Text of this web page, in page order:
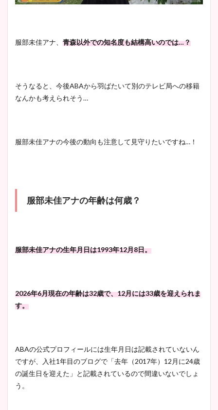
服部未佳アナ、 青森以外での知名度も結構高いのでは…？
そうなると、今後ABAから羽ばたいて別のテレビ局への移籍
なんかも考えられそう…
服部未佳アナの今後の動向も注意して見守りたいですね…！
服部未佳アナの年齢は何歳？
服部未佳アナの生年月日は1993年12月8日。
2026年6月現在の年齢は32歳で、12月には33歳を迎えられま
す。
ABAの公式プロフィールには生年月日は記載されていないん
ですが、入社1年目のブログで「去年（2017年）12月に24歳
の誕生日を迎えた」と記載されているので間違いないでしょ
う。